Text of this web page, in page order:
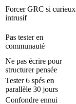
Forcer GRC si curieux
intrusif
Pas tester en
communauté
Ne pas écrire pour
structurer pensée
Tester 6 spés en
parallèle 30 jours
Confondre ennui